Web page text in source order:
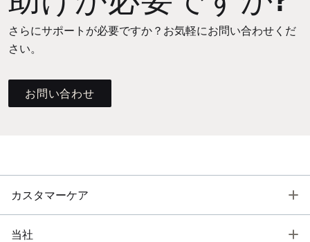
さらにサポートが必要ですか？お気軽にお問い合わせくだ
さい。
お問い合わせ
カスタマーケア
当社